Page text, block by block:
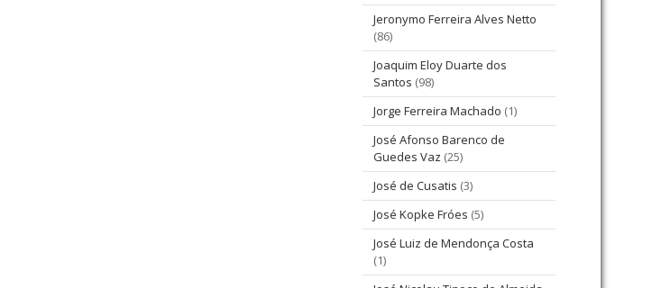
Jeronymo Ferreira Alves Netto
(86)
Joaquim Eloy Duarte dos
Santos (98)
Jorge Ferreira Machado (1)
José Afonso Barenco de
Guedes Vaz (25)
José de Cusatis (3)
José Kopke Fróes (5)
José Luiz de Mendonça Costa
(1)